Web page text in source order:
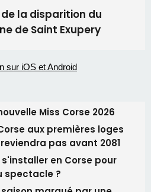
Sainte-Marie et
end du tournoi du
la disparition du
de Saint Exupery